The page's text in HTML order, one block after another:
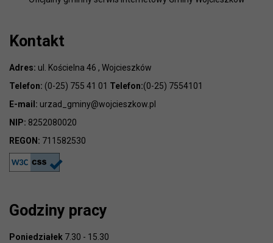
Kontakt
Adres: ul. Kościelna 46 , Wojcieszków
Telefon: (0-25) 755 41 01 Telefon:(0-25) 7554101
E-mail: urzad_gminy@wojcieszkow.pl
NIP: 8252080020
REGON: 711582530
Godziny pracy
Poniedziałek 7.30 - 15.30